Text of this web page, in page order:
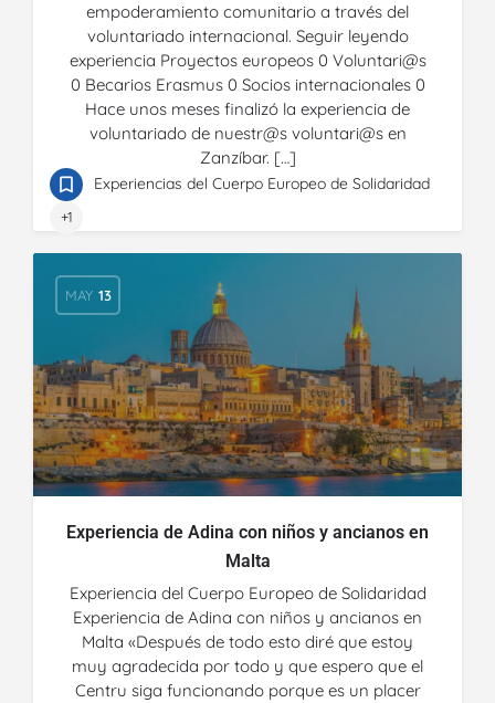
empoderamiento comunitario a través del
voluntariado internacional. Seguir leyendo
experiencia Proyectos europeos 0 Voluntari@s
0 Becarios Erasmus 0 Socios internacionales 0
Hace unos meses finalizó la experiencia de
voluntariado de nuestr@s voluntari@s en
Zanzíbar. […]
Experiencias del Cuerpo Europeo de Solidaridad
+1
MAY 13
Experiencia de Adina con niños y ancianos en
Malta
Experiencia del Cuerpo Europeo de Solidaridad
Experiencia de Adina con niños y ancianos en
Malta «Después de todo esto diré que estoy
muy agradecida por todo y que espero que el
Centru siga funcionando porque es un placer